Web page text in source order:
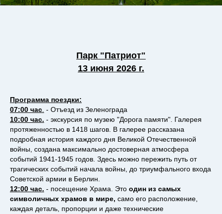
Парк "Патриот"
13 июня 2026 г.
Программа поездки:
07:00 час - Отъезд из Зеленограда
10:00 час. - экскурсия по музею "Дорога памяти". Галерея
протяженностью в 1418 шагов. В галерее рассказана
подробная история каждого дня Великой Отечественной
войны, создана максимально достоверная атмосфера
событий 1941-1945 годов. Здесь можно пережить путь от
трагических событий начала войны, до триумфального входа
Советской армии в Берлин.
12:00 час. - посещение Храма. Это один из самых
символичных храмов в мире, само его расположение,
каждая деталь, пропорции и даже технические